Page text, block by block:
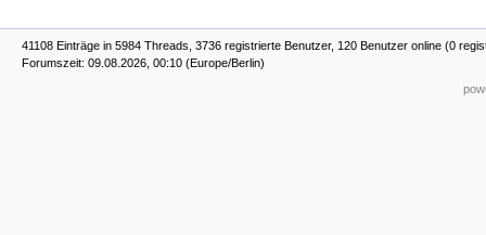
41108 Einträge in 5984 Threads, 3736 registrierte Benutzer, 120 Benutzer online (0
Forumszeit: 09.08.2026, 00:10 (Europe/Berlin)